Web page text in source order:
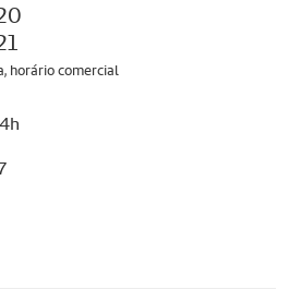
horário comercial